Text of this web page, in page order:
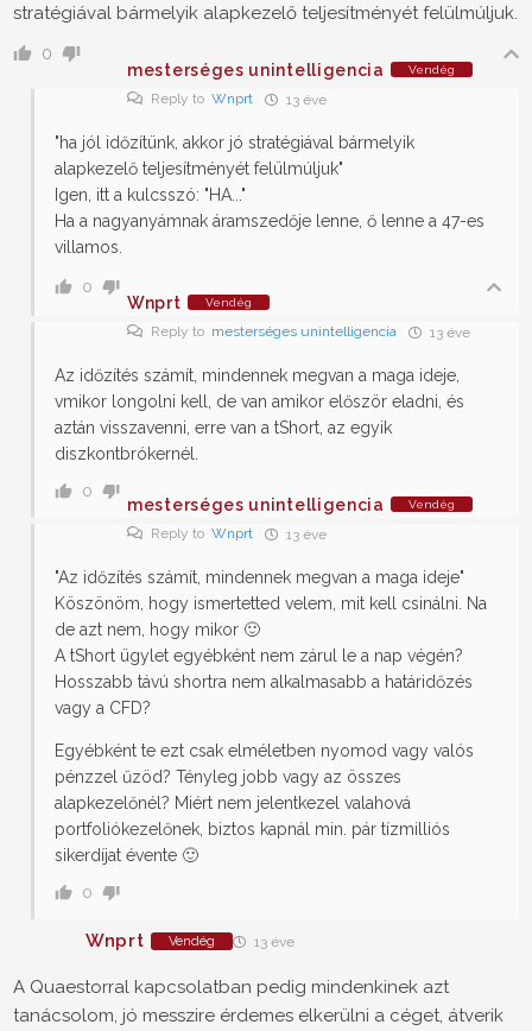
stratégiával bármelyik alapkezelő teljesítményét felülmúljuk.
0
mesterséges unintelligencia
Vendég
Reply to Wnprt 13 éve
"ha jól időzítünk, akkor jó stratégiával bármelyik
alapkezelő teljesítményét felülmúljuk"
Igen, itt a kulcsszó: "HA..."
Ha a nagyanyámnak áramszedője lenne, ő lenne a 47-es
villamos.
0
Wnprt Vendég
Reply to mesterséges unintelligencia 13 éve
Az időzítés számít, mindennek megvan a maga ideje,
vmikor longolni kell, de van amikor először eladni, és
aztán visszavenni, erre van a tShort, az egyik
diszkontbrókernél.
0
mesterséges unintelligencia Vendég
Reply to Wnprt 13 éve
"Az időzítés számít, mindennek megvan a maga ideje"
Köszönöm, hogy ismertetted velem, mit kell csinálni. Na
de azt nem, hogy mikor 🙂
A tShort ügylet egyébként nem zárul le a nap végén?
Hosszabb távú shortra nem alkalmasabb a határidőzés
vagy a CFD?
Egyébként te ezt csak elméletben nyomod vagy valós
pénzzel űzöd? Tényleg jobb vagy az összes
alapkezelőnél? Miért nem jelentkezel valahová
portfoliókezelőnek, biztos kapnál min. pár tízmilliós
sikerdíjat évente 🙂
0
Wnprt Vendég 13 éve
A Quaestorral kapcsolatban pedig mindenkinek azt
tanácsolom, jó messzire érdemes elkerülni a céget, átverik